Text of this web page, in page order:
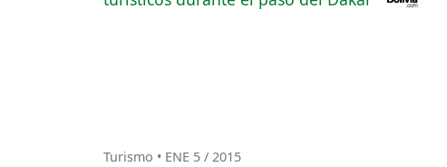
Turismo • ENE 5 / 2015